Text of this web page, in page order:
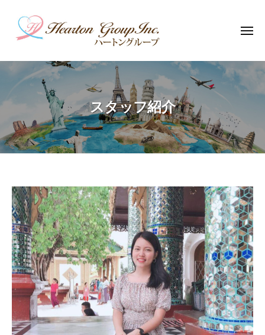
ス
ッ
プ
ハ
ー
グ
ル
メ
スタッフ紹介
ス
タ
ッ
フ
紹
介
2024
ト
ン
ー